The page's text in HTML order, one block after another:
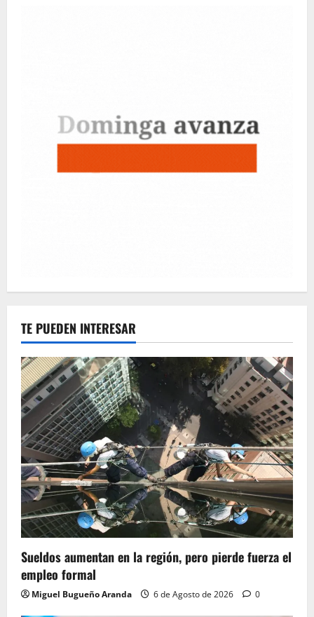
TE PUEDEN INTERESAR
Sueldos aumentan en la región, pero pierde fuerza el
empleo formal
Miguel Bugueño Aranda 6 de Agosto de 2026 0